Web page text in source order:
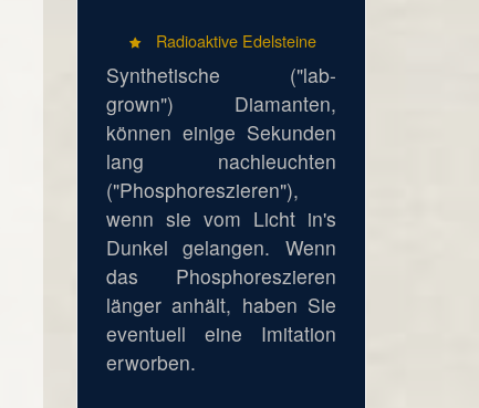
Radioaktive Edelsteine
Synthetische ("lab-
grown") Diamanten,
können einige Sekunden
lang nachleuchten
("Phosphoreszieren"),
wenn sie vom Licht in's
Dunkel gelangen. Wenn
das Phosphoreszieren
länger anhält, haben Sie
eventuell eine Imitation
erworben.